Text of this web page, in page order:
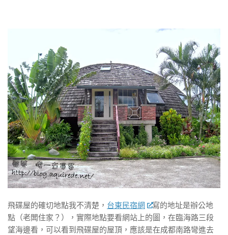
飛碟屋的確切地點我不清楚， 台東民宿網
寫的地址是辦公地
點（老闆住家？），實際地點要看網站上的圖，在臨海路三段
望海邊看，可以看到飛碟屋的屋頂，應該是在成都南路彎進去